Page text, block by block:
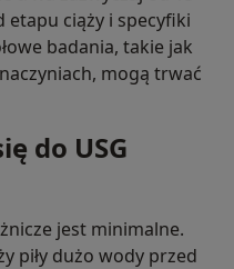
etapu ciąży i specyfiki
badania, takie jak
mogą trwać
do USG
jest minimalne.
piły dużo wody przed